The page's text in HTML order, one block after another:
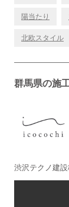
陽当たり
北欧スタイル
群馬県の施
渋沢テクノ建